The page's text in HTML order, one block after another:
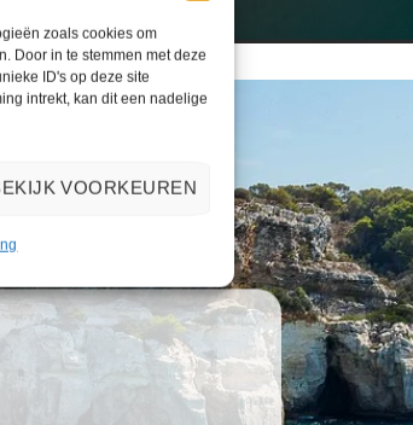
zoals cookies om
Door in te stemmen met deze
ID's op deze site
intrekt, kan dit een nadelige
VOORKEUREN